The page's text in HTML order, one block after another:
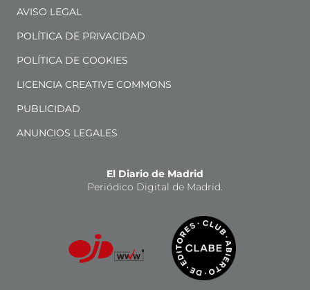
AVISO LEGAL
POLÍTICA DE PRIVACIDAD
POLÍTICA DE COOKIES
LICENCIA CREATIVE COMMONS
PUBLICIDAD
ANUNCIOS LEGALES
El Diario de Madrid
Periódico Digital de Madrid.